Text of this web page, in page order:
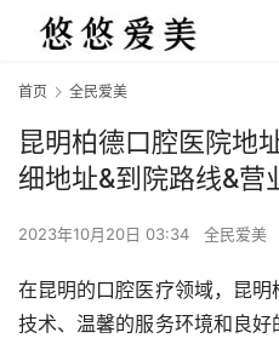
首页 全民爱美
昆明柏德口腔医院地
细地址&到院路线&营
2023年10月20日 03:34 全民爱美
在昆明的口腔医疗领域，昆
技术、温馨的服务环境和良